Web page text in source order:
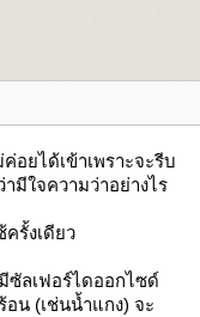
อยได้เข้าเพราะจะรีบ
มีใจความว่าอย่างไร
ครั้งเดียว
ลเฟอร์ไดออกไซด์
อน (เช่นน้ำแกง) จะ